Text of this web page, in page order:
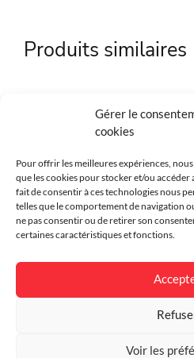
Gérer le
cookies
Pour offrir les meilleures expériences,
que les cookies pour stocker et/ou
fait de consentir à ces technologies nous
telles que le comportement de navigation
ne pas consentir ou de retirer son
certaines caractéristiques et fonctions.
Voir les
Produits similaires
Brise-vue